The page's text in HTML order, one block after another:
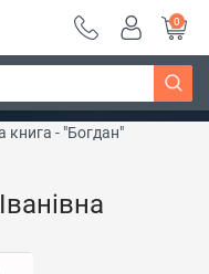
~
Дізнатись більше
0
книга - "Богдан"